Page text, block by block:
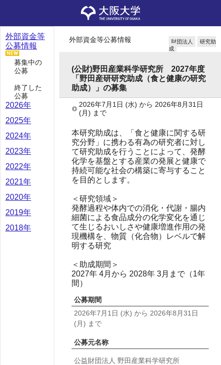
外部資金等
公募情報
募集中の
公募
終了した
公募
2026年
2025年
2024年
2023年
2022年
2021年
2020年
2019年
2018年
外部資金等公募情報 財団法人
研究助
成
(公財)野田産業科学研究所 2027年度
「野田産研研究助成（食と健康の研究
助成）」の募集
2026年7月1日 (水) から 2026年8月31日
(月) まで
本研究助成は、「食と健康に関する研
究分野」に携わる有為の研究者に対し
て研究助成を行うことによって、発酵
化学を基盤とする産業の発展と健康で
持続可能な社会の構築に寄与すること
を目的とします。
＜研究領域＞
発酵過程や体内での消化・代謝・腸内
細菌による食品成分の化学変化を通じ
て生じるおいしさや健康増進作用の発
現機構を、物質（化合物）レベルで解
明する研究
＜助成期間＞
2027年 4月から 2028年 3月まで（1年
間）
公募期間
2026年7月1日 (水) から 2026年8月31日
(月) まで
公募元名称
公益財団法人 野田産業科学研究所